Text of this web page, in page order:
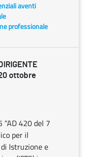
aventi
professionale
ottobre
“AD 420 del 7
per il
Istruzione e